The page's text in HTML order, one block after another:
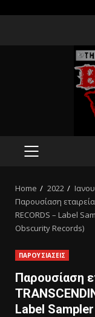
Home 2022
Παρουσίαση
RECORDS – Label
Obscurity Records)
ΠΑΡΟΥΣΙΑΣΕΙΣ
Παρουσίαση
Label